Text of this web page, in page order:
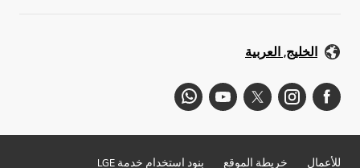
الخليج, العربية
للأعمال خريطة الموقع
بنود استخدام خدمة LGE